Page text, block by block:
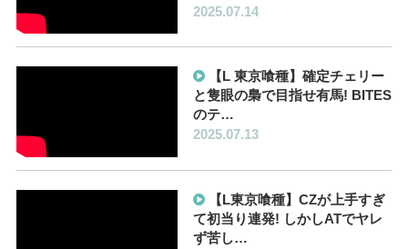
2025.07.14
【L 東京喰種】確定チェリー
と隻眼の梟で目指せ有馬! BITES
のテ…
2025.07.13
【L東京喰種】CZが上手すぎ
て初当り連発! しかしATでヤレ
ず苦し…